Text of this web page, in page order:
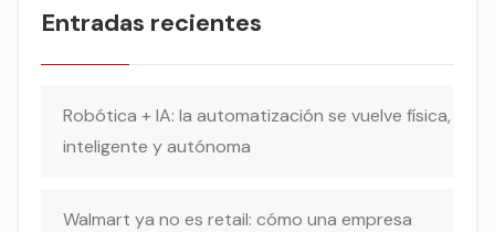
Entradas recientes
Robótica + IA: la automatización se vuelve física,
inteligente y autónoma
Walmart ya no es retail: cómo una empresa